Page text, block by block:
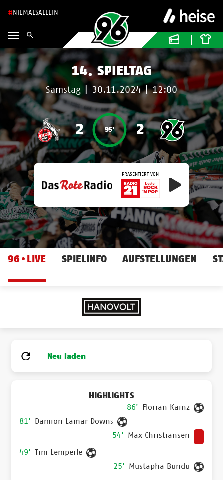
NIEMALSALLEIN
14. SPIELTAG
Samstag 30.11.2024 | 12:00
2 95' 2
PRÄSENTIERT VON
96 LIVE SPIELINFO AUFSTELLUNGEN
Neu laden
HIGHLIGHTS
86'
Florian Kainz
81'
Damion Lamar Downs
54'
Max Christiansen
49' Tim Lemperle
25'
Mustapha Bundu